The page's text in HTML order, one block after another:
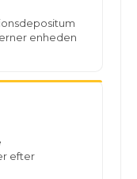
enheden
efter